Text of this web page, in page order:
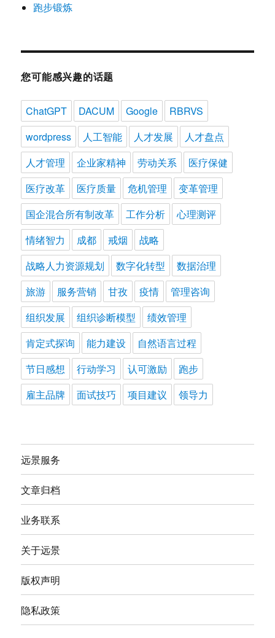
跑步锻炼
您可能感兴趣的话题
ChatGPT DACUM Google
RBRVS
wordpress
人工智能 人才发展
人才盘点
人才管理
企业家精神 劳动关系
医疗保健
医疗改革
医疗质量 危机管理
变革管理
国企混合所有制改革
工作分析
心理测评
情绪智力
成都 戒烟
战略
战略人力资源规划
数字化转型
数据治理
旅游
服务营销 甘孜 疫情
管理咨询
组织发展
组织诊断模型
绩效管理
肯定式探询
能力建设
自然语言过程
节日感想
行动学习 认可激励
跑步
雇主品牌
面试技巧 项目建议 领导力
远景服务
文章归档
业务联系
关于远景
版权声明
隐私政策